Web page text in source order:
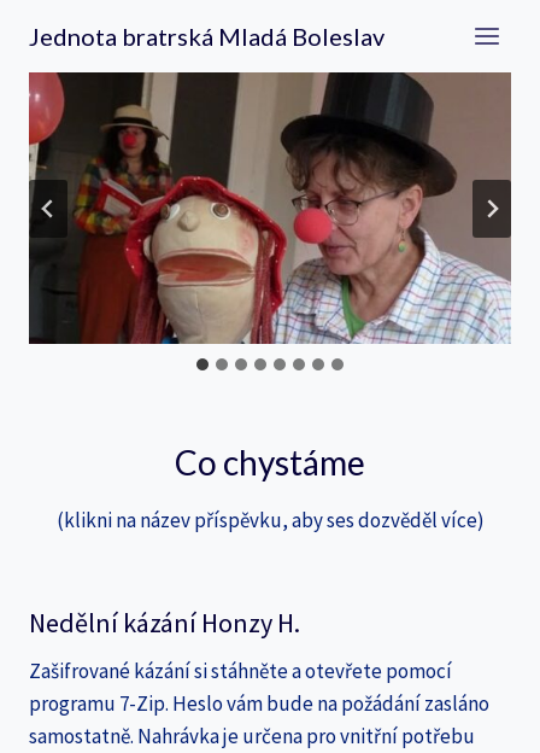
obsah
Jednota bratrská Mladá Boleslav
Co chystáme
(klikni na název příspěvku, aby ses dozvěděl více)
Nedělní kázání Honzy H.
Zašifrované kázání si stáhněte a otevřete pomocí
programu 7-Zip. Heslo vám bude na požádání zasláno
samostatně. Nahrávka je určena pro vnitřní potřebu